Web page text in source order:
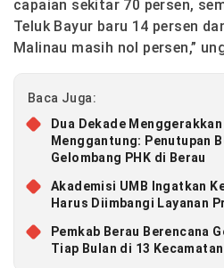
capaian sekitar 70 persen,
Teluk Bayur baru 14 persen
Malinau masih nol persen,”
Baca Juga:
Dua Dekade
Menggantung: Penutupan
Gelombang PHK di Berau
Akademisi UMB Ingatkan
Harus Diimbangi Layanan
Pemkab Berau Berencana
Tiap Bulan di 13 Kecamatan